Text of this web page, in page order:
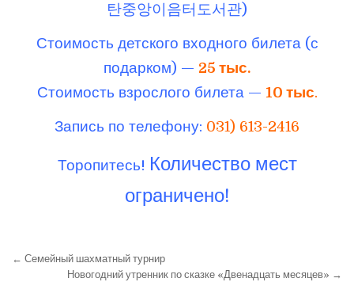
탄중앙이음터도서관)
Стоимость детского входного билета (с
подарком) — 25 тыс.
Стоимость взрослого билета — 10 тыс.
Запись по телефону: 031) 613-2416
Торопитесь! Количество мест
ограничено!
← Семейный шахматный турнир
Новогодний утренник по сказке «Двенадцать месяцев» →